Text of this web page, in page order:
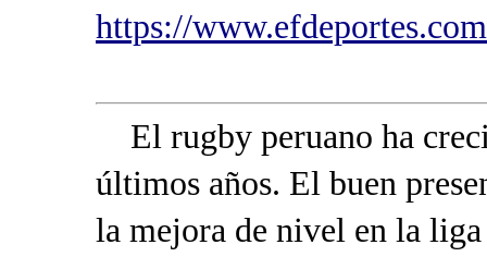
https://
El rugby peruano ha
últimos años. El buen
la mejora de nivel en la